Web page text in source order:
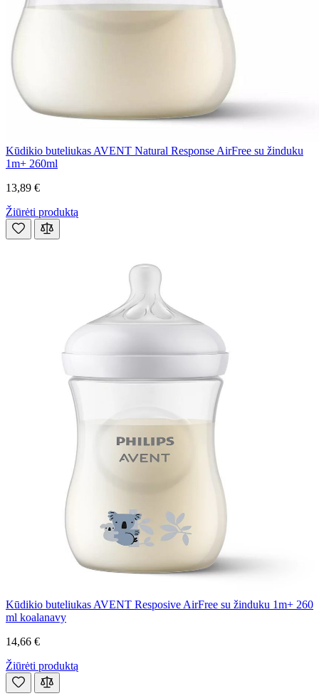
Kūdikio buteliukas AVENT Natural Response AirFree su žinduku
1m+ 260ml
13,89 €
Žiūrėti produktą
Kūdikio buteliukas AVENT Resposive AirFree su žinduku 1m+ 260
ml koalanavy
14,66 €
Žiūrėti produktą